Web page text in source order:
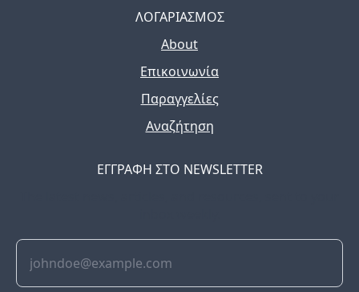
ΛΟΓΑΡΙΑΣΜΟΣ
About
Επικοινωνία
Παραγγελίες
Αναζήτηση
ΕΓΓΡΑΦΗ ΣΤΟ NEWSLETTER